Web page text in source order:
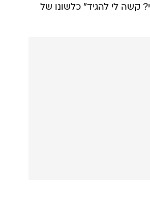
קשה לי להגיד" כלשונו של